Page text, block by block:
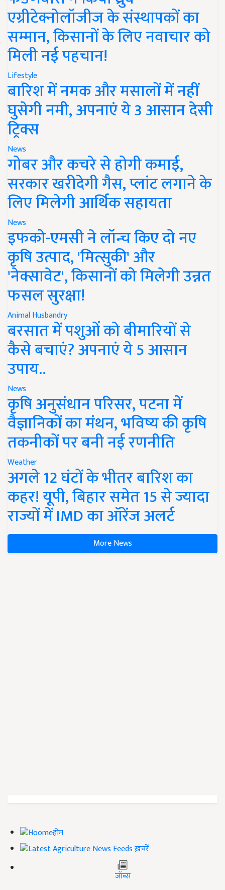
एग्रीटेक्नोलॉजीज के संस्थापकों का
सम्मान, किसानों के लिए नवाचार को
मिली नई पहचान!
Lifestyle
बारिश में नमक और मसालों में नहीं
घुसेगी नमी, अपनाएं ये 3 आसान देसी
ट्रिक्स
News
गोबर और कचरे से होगी कमाई,
सरकार खरीदेगी गैस, प्लांट लगाने के
लिए मिलेगी आर्थिक सहायता
News
इफको-एमसी ने लॉन्च किए दो नए
कृषि उत्पाद, 'मित्सुकी' और
'नेक्सावेट', किसानों को मिलेगी उन्नत
फसल सुरक्षा!
Animal Husbandry
बरसात में पशुओं को बीमारियों से
कैसे बचाएं? अपनाएं ये 5 आसान
उपाय..
News
कृषि अनुसंधान परिसर, पटना में
वैज्ञानिकों का मंथन, भविष्य की कृषि
तकनीकों पर बनी नई रणनीति
Weather
अगले 12 घंटों के भीतर बारिश का
कहर! यूपी, बिहार समेत 15 से ज्यादा
राज्यों में IMD का ऑरेंज अलर्ट
More News
होम
ख़बरें
जॉब्स